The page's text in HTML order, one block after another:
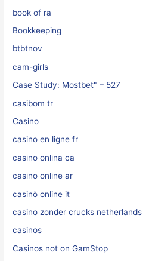
book of ra
Bookkeeping
btbtnov
cam-girls
Case Study: Mostbet" – 527
casibom tr
Casino
casino en ligne fr
casino onlina ca
casino online ar
casinò online it
casino zonder crucks netherlands
casinos
Casinos not on GamStop